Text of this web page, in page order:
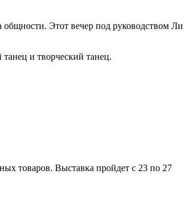
общности. Этот вечер под руководством Ли
и творческий танец.
товаров. Выставка пройдет с 23 по 27